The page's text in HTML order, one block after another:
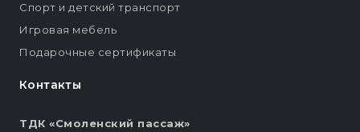
Контакты
ТДК «Смоленский пассаж»
Спорт и детский транспорт
Игровая мебель
Подарочные сертификаты